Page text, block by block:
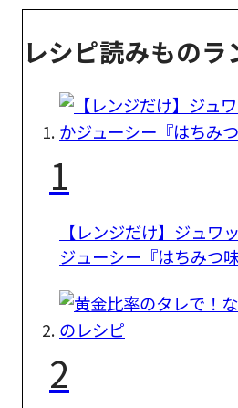
レシピ読みものラ
1
【レンジだけ】ジュワ
ジューシー『はちみつ
2